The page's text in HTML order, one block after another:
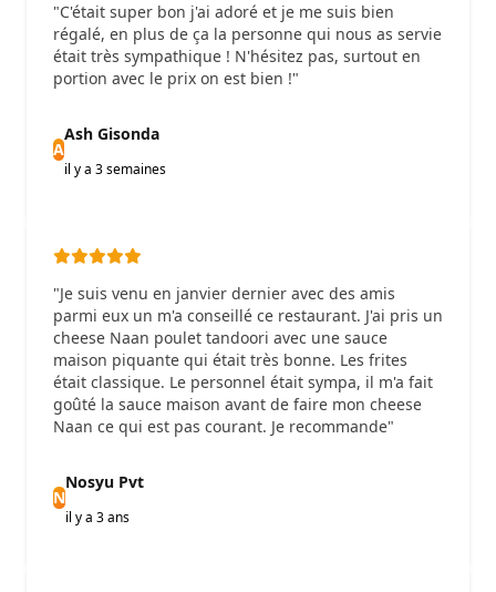
"C'était super bon j'ai adoré et je me suis bien
régalé, en plus de ça la personne qui nous as servie
était très sympathique ! N'hésitez pas, surtout en
portion avec le prix on est bien !"
A
Ash Gisonda
il y a 3 semaines
"Je suis venu en janvier dernier avec des amis
parmi eux un m'a conseillé ce restaurant. J'ai pris un
cheese Naan poulet tandoori avec une sauce
maison piquante qui était très bonne. Les frites
était classique. Le personnel était sympa, il m'a fait
goûté la sauce maison avant de faire mon cheese
Naan ce qui est pas courant. Je recommande"
N
Nosyu Pvt
il y a 3 ans